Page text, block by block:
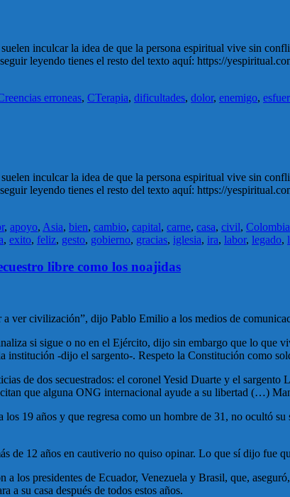
inculcar la idea de que la persona espiritual vive sin
leyendo tienes el resto del texto aquí: https://
erroneas, CTerapia, dificultades, dolor, enemigo,
inculcar la idea de que la persona espiritual vive sin
leyendo tienes el resto del texto aquí: https://
, apoyo, Asia, bien, cambio, capital, carne, casa, civil, Colombia
, exito, feliz, gesto, gobierno, gracias, iglesia, ira, labor, legado,
libre como los noajidas
ver civilización”, dijo Pablo Emilio a los medios de
si sigue o no en el Ejército, dijo sin embargo que lo que
institución -dijo el sargento-. Respeto la Constitución como
de dos secuestrados: el coronel Yesid Duarte y el
que alguna ONG internacional ayude a su libertad (…)
los 19 años y que regresa como un hombre de 31, no ocultó
de 12 años en cautiverio no quiso opinar. Lo que sí dijo fue
a los presidentes de Ecuador, Venezuela y Brasil, que,
a su casa después de todos estos años.